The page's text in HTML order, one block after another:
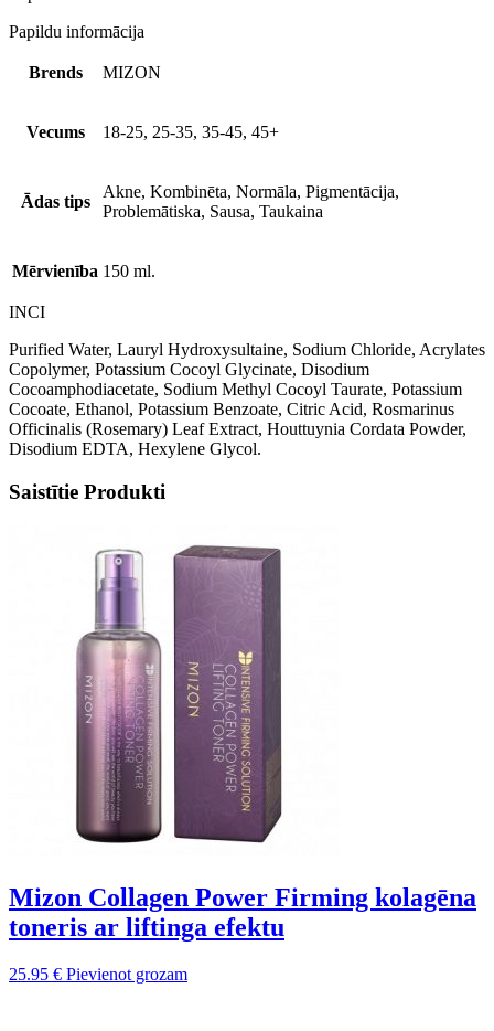
Papildu informācija
Brends MIZON
Vecums 18-25, 25-35, 35-45, 45+
Ādas tips
Akne, Kombinēta, Normāla, Pigmentācija,
Problemātiska, Sausa, Taukaina
Mērvienība 150 ml.
INCI
Purified Water, Lauryl Hydroxysultaine, Sodium Chloride, Acrylates
Copolymer, Potassium Cocoyl Glycinate, Disodium
Cocoamphodiacetate, Sodium Methyl Cocoyl Taurate, Potassium
Cocoate, Ethanol, Potassium Benzoate, Citric Acid, Rosmarinus
Officinalis (Rosemary) Leaf Extract, Houttuynia Cordata Powder,
Disodium EDTA, Hexylene Glycol.
Saistītie Produkti
Mizon Collagen Power Firming kolagēna
toneris ar liftinga efektu
25.95 € Pievienot grozam